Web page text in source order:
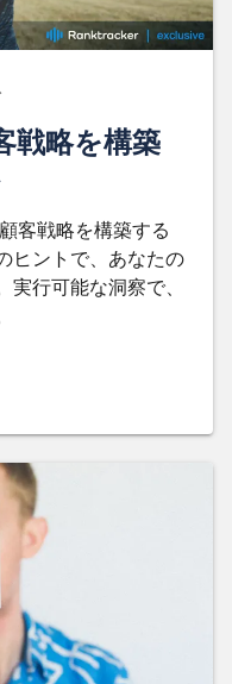
戦略を構築
客戦略を構築する
ヒントで、あなたの
実行可能な洞察で、